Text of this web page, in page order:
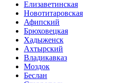
Елизаветинская
Новотитаровская
Афипский
Брюховецкая
Хадыженск
Ахтырский
Владикавказ
Моздок
Беслан